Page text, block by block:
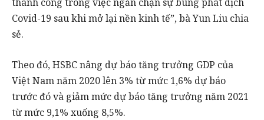
thành công trong việc ngăn chặn sự bùng phát dịch
Covid-19 sau khi mở lại nền kinh tế”, bà Yun Liu chia
sẻ.
Theo đó, HSBC nâng dự báo tăng trưởng GDP của
Việt Nam năm 2020 lên 3% từ mức 1,6% dự báo
trước đó và giảm mức dự báo tăng trưởng năm 2021
từ mức 9,1% xuống 8,5%.